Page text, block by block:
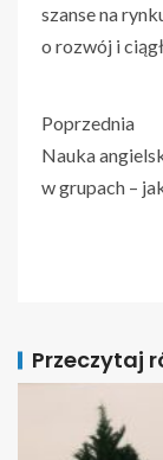
szanse na
o rozwój i
Poprzednia
Nauka
w grupach –
Przeczytaj